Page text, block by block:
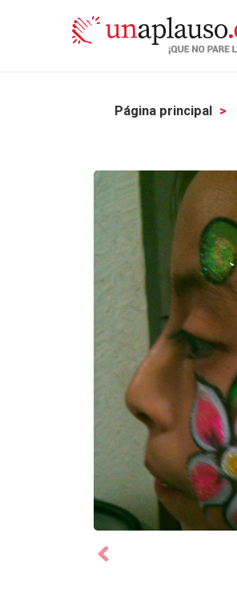
Página principal